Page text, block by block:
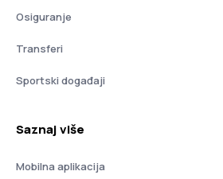
Osiguranje
Transferi
Sportski događaji
Saznaj više
Mobilna aplikacija